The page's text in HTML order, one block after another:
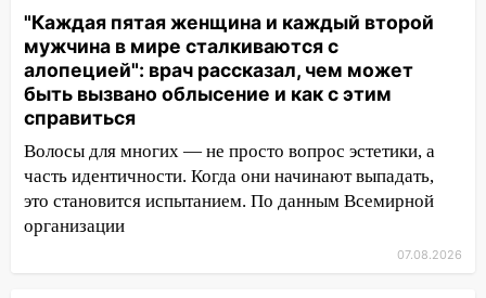
11:38 В Госдуме предложили отменить
ЕГЭ с 2027 года
11:25 В Ульяновске ИИ будет выявлять
нарушителей на контейнерных
площадках
11:20 Ульяновская шахматистка
Валерия Клейменова выиграла два
золота в составе сборной мира
В Ульяновске открыли памятную
"Каждая пятая женщина и каждый второй
мужчина в мире сталкиваются с
алопецией": врач рассказал, чем может
быть вызвано облысение и как с этим
справиться
Волосы для многих — не просто вопрос эстетики, а
часть идентичности. Когда они начинают выпадать,
это становится испытанием. По данным Всемирной
организации
07.08.2026